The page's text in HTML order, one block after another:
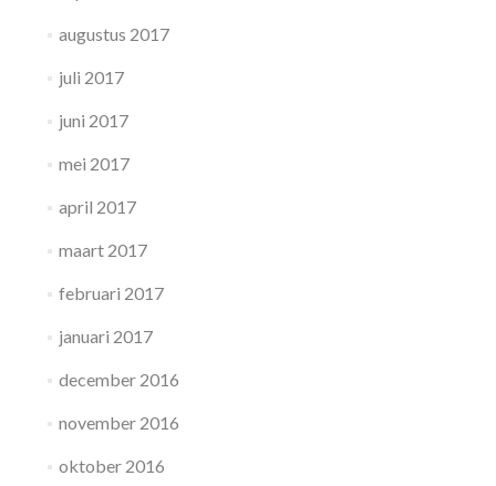
augustus 2017
juli 2017
juni 2017
mei 2017
april 2017
maart 2017
februari 2017
januari 2017
december 2016
november 2016
oktober 2016